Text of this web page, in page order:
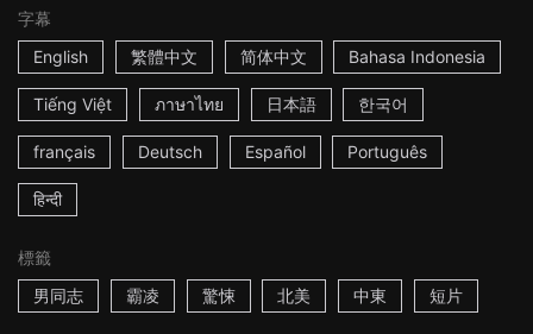
字幕
English
繁體中文 简体中文 Bahasa Indonesia
Tiếng Việt ภาษาไทย 日本語 한국어
français Deutsch Español Português
हिन्दी
標籤
男同志
霸凌 驚悚 北美 中東 短片